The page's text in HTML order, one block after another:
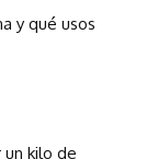
y qué usos
un kilo de